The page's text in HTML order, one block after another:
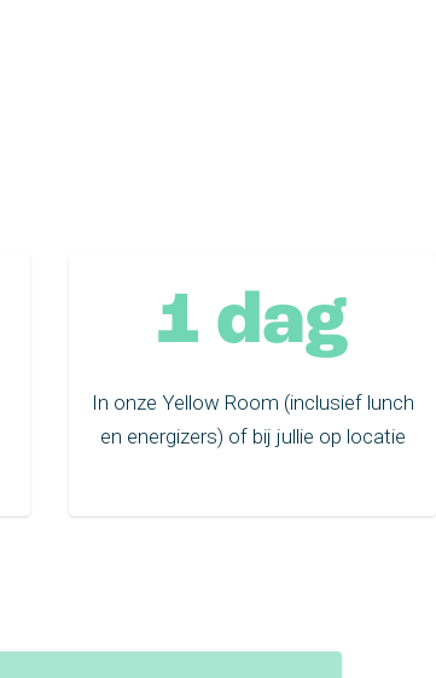
1 dag
In onze Yellow Room (inclusief lunch
en energizers) of bij jullie op locatie